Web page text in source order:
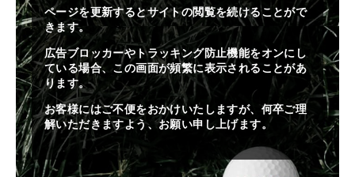
ページを更新するとサイトの閲覧を続けることがで
きます。
広告ブロッカーやトラッキング防止機能をオンにし
ている場合、この画面が頻繁に表示されることがあ
ります。
お客様にはご不便をおかけいたしますが、何卒ご理
解いただきますよう、お願い申し上げます。